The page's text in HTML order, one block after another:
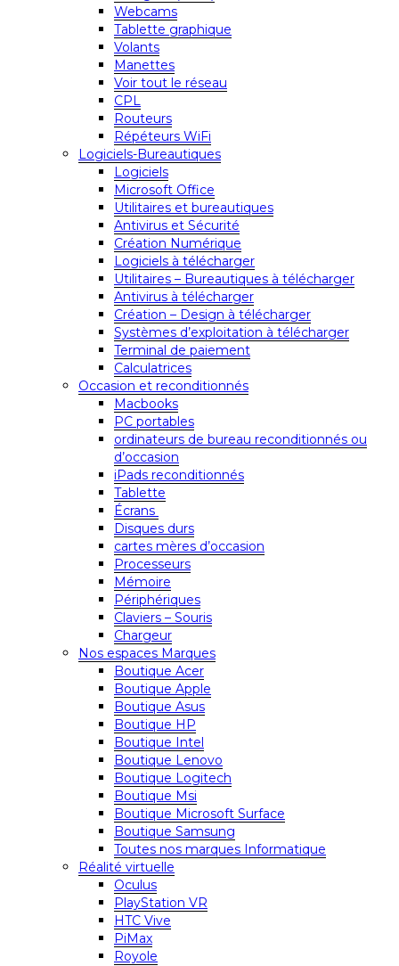
Webcams
Tablette graphique
Volants
Manettes
Voir tout le réseau
CPL
Routeurs
Répéteurs WiFi
Logiciels-Bureautiques
Logiciels
Microsoft Office
Utilitaires et bureautiques
Antivirus et Sécurité
Création Numérique
Logiciels à télécharger
Utilitaires – Bureautiques à télécharger
Antivirus à télécharger
Création – Design à télécharger
Systèmes d’exploitation à télécharger
Terminal de paiement
Calculatrices
Occasion et reconditionnés
Macbooks
PC portables
ordinateurs de bureau reconditionnés ou
d’occasion
iPads reconditionnés
Tablette
Écrans
Disques durs
cartes mères d’occasion
Processeurs
Mémoire
Périphériques
Claviers – Souris
Chargeur
Nos espaces Marques
Boutique Acer
Boutique Apple
Boutique Asus
Boutique HP
Boutique Intel
Boutique Lenovo
Boutique Logitech
Boutique Msi
Boutique Microsoft Surface
Boutique Samsung
Toutes nos marques Informatique
Réalité virtuelle
Oculus
PlayStation VR
HTC Vive
PiMax
Royole